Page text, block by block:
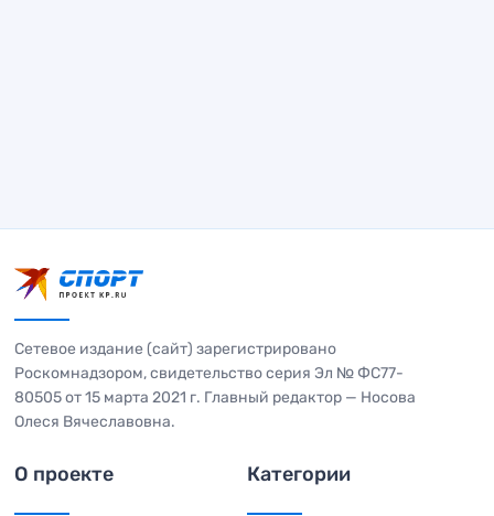
Сетевое издание (сайт) зарегистрировано
Роскомнадзором, свидетельство серия Эл № ФС77-
80505 от 15 марта 2021 г. Главный редактор — Носова
Олеся Вячеславовна.
О проекте Категории